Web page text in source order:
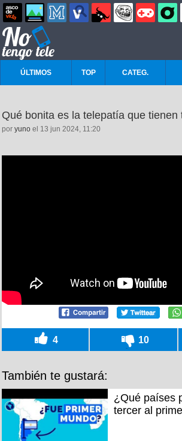
ÚLTIMOS TOP CATEG.
Qué bonita es la telepatía que tienen
por yuno el 13 jun 2024, 11:20
4 10
También te gustará:
¿Qué países
tercer al